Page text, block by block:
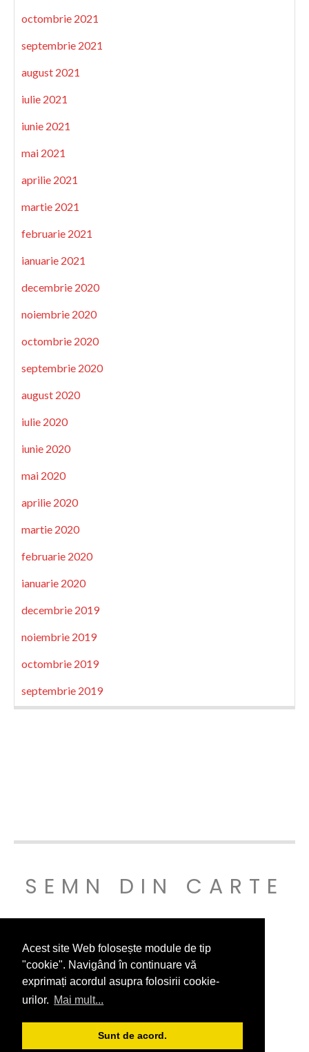
Acest site Web folosește module de tip
"cookie". Navigând în continuare vă
exprimați acordul asupra folosirii cookie-
urilor. Mai mult...
Sunt de acord.
octombrie 2021
septembrie 2021
august 2021
iulie 2021
iunie 2021
mai 2021
aprilie 2021
martie 2021
februarie 2021
ianuarie 2021
decembrie 2020
noiembrie 2020
octombrie 2020
septembrie 2020
august 2020
iulie 2020
iunie 2020
mai 2020
aprilie 2020
martie 2020
februarie 2020
ianuarie 2020
decembrie 2019
noiembrie 2019
octombrie 2019
septembrie 2019
SEMN DIN CARTE